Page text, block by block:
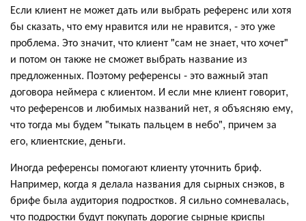
Если клиент не может дать или выбрать референс или хотя
бы сказать, что ему нравится или не нравится, - это уже
проблема. Это значит, что клиент "сам не знает, что хочет"
и потом он также не сможет выбрать название из
предложенных. Поэтому референсы - это важный этап
договора неймера с клиентом. И если мне клиент говорит,
что референсов и любимых названий нет, я объясняю ему,
что тогда мы будем "тыкать пальцем в небо", причем за
его, клиентские, деньги.
Иногда референсы помогают клиенту уточнить бриф.
Например, когда я делала названия для сырных снэков, в
брифе была аудитория подростков. Я сильно сомневалась,
что подростки будут покупать дорогие сырные криспы